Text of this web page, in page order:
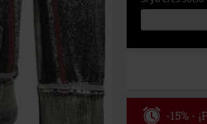
-15% -